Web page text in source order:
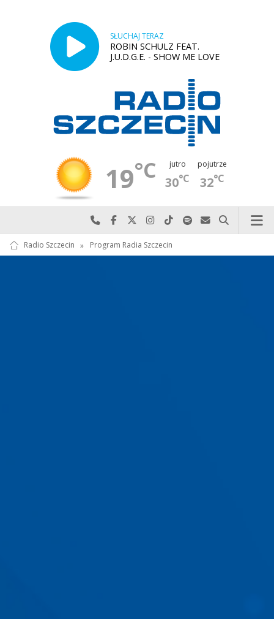
SŁUCHAJ TERAZ
ROBIN SCHULZ FEAT.
J.U.D.G.E. - SHOW ME LOVE
19°C jutro
30°C
pojutrze
32°C
Najlepiej po prostu do nas zadzwoń
Odwiedź nas na Facebook-u
Odwiedź nas na X
Odwiedź nas na Instagram-ie
Odwiedź nas na TikTok-u
Szukaj nas na Spotify
Wyślij do nas
Szukaj
Radio Szczecin » Program Radia Szczecin